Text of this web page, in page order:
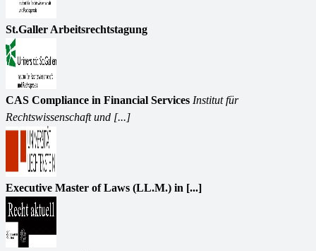
St.Galler Arbeitsrechtstagung
CAS Compliance in Financial Services Institut für
Rechtswissenschaft und [...]
Executive Master of Laws (LL.M.) in [...]